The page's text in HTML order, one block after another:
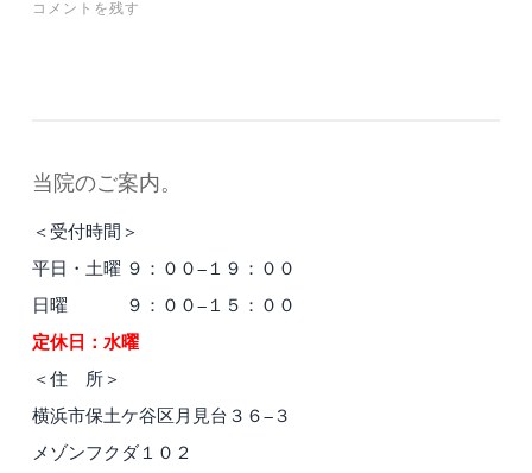
コメントを残す
当院のご案内。
＜受付時間＞
平日・土曜 ９：００−１９：００
日曜 ９：００−１５：００
定休日：水曜
＜住 所＞
横浜市保土ケ谷区月見台３６−３
メゾンフクダ１０２